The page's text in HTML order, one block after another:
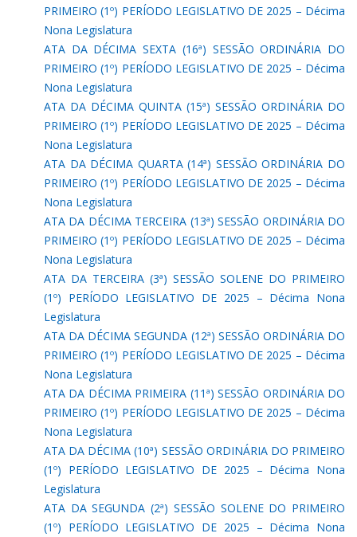
PRIMEIRO (1º) PERÍODO LEGISLATIVO DE 2025 – Décima
Nona Legislatura
ATA DA DÉCIMA SEXTA (16ª) SESSÃO ORDINÁRIA DO
PRIMEIRO (1º) PERÍODO LEGISLATIVO DE 2025 – Décima
Nona Legislatura
ATA DA DÉCIMA QUINTA (15ª) SESSÃO ORDINÁRIA DO
PRIMEIRO (1º) PERÍODO LEGISLATIVO DE 2025 – Décima
Nona Legislatura
ATA DA DÉCIMA QUARTA (14ª) SESSÃO ORDINÁRIA DO
PRIMEIRO (1º) PERÍODO LEGISLATIVO DE 2025 – Décima
Nona Legislatura
ATA DA DÉCIMA TERCEIRA (13ª) SESSÃO ORDINÁRIA DO
PRIMEIRO (1º) PERÍODO LEGISLATIVO DE 2025 – Décima
Nona Legislatura
ATA DA TERCEIRA (3ª) SESSÃO SOLENE DO PRIMEIRO
(1º) PERÍODO LEGISLATIVO DE 2025 – Décima Nona
Legislatura
ATA DA DÉCIMA SEGUNDA (12ª) SESSÃO ORDINÁRIA DO
PRIMEIRO (1º) PERÍODO LEGISLATIVO DE 2025 – Décima
Nona Legislatura
ATA DA DÉCIMA PRIMEIRA (11ª) SESSÃO ORDINÁRIA DO
PRIMEIRO (1º) PERÍODO LEGISLATIVO DE 2025 – Décima
Nona Legislatura
ATA DA DÉCIMA (10ª) SESSÃO ORDINÁRIA DO PRIMEIRO
(1º) PERÍODO LEGISLATIVO DE 2025 – Décima Nona
Legislatura
ATA DA SEGUNDA (2ª) SESSÃO SOLENE DO PRIMEIRO
(1º) PERÍODO LEGISLATIVO DE 2025 – Décima Nona